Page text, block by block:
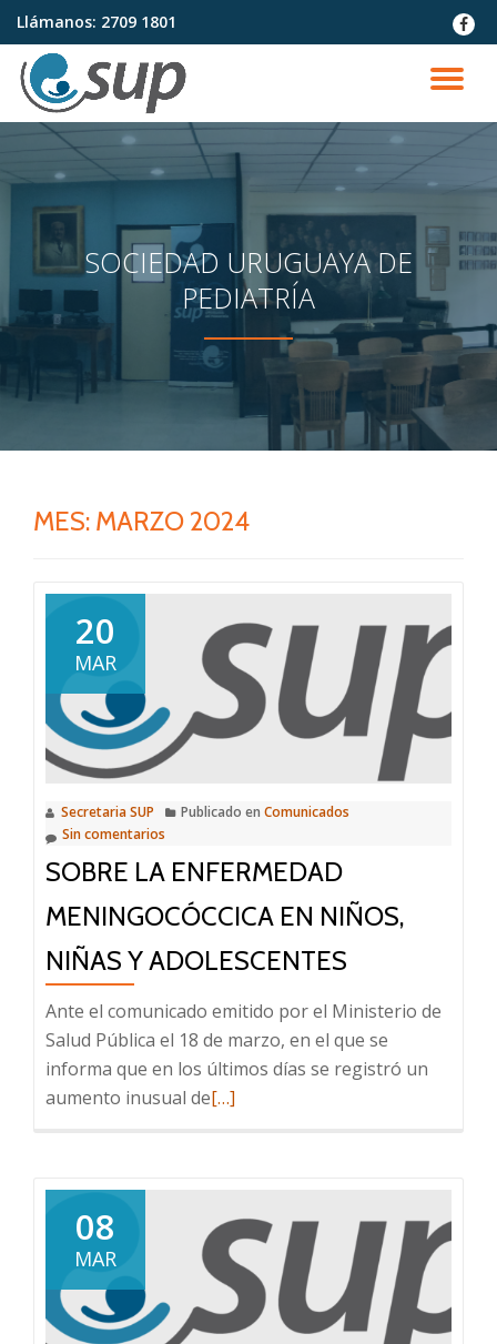
Saltar
contenido
Llámanos: 2709 1801
fa-
SOCIEDAD URUGUAYA DE
PEDIATRÍA
MES: MARZO 2024
20
MAR
Secretaria SUP Publicado en Comunicados
Sin comentarios
SOBRE LA ENFERMEDAD
MENINGOCÓCCICA EN NIÑOS,
NIÑAS Y ADOLESCENTES
Ante el comunicado emitido por el Ministerio de
Salud Pública el 18 de marzo, en el que se
informa que en los últimos días se registró un
aumento inusual deLeer
enfermedad
meningocóccica
niños,
[…]
08
MAR